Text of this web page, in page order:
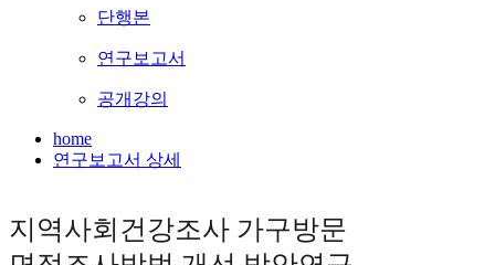
단행본
연구보고서
공개강의
home
연구보고서 상세
지역사회건강조사 가구방문